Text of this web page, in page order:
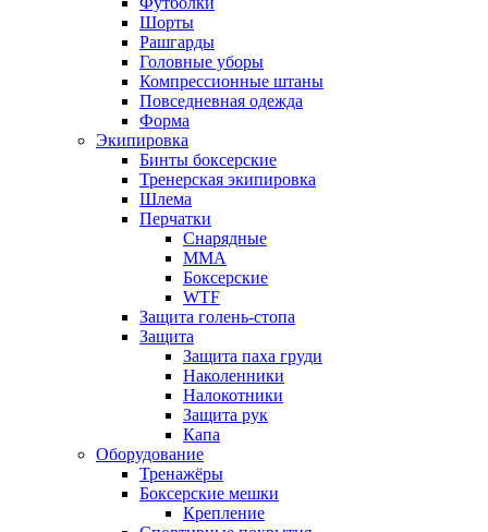
Шорты
Рашгарды
Головные уборы
Компрессионные штаны
Повседневная одежда
Форма
Экипировка
Бинты боксерские
Тренерская экипировка
Шлема
Перчатки
Снарядные
ММА
Боксерские
WTF
Защита голень-стопа
Защита
Защита паха груди
Наколенники
Налокотники
Защита рук
Капа
Оборудование
Тренажёры
Боксерские мешки
Крепление